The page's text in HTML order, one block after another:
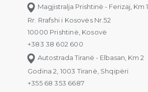
Magjistralja Prishtinë - Ferizaj, Km 1
Rr. Rrafshi i Kosovës Nr.52
10000 Prishtinë, Kosovë
+383 38 602 600
Autostrada Tiranë - Elbasan, Km 2
Godina 2, 1003 Tiranë, Shqipëri
+355 68 353 6687